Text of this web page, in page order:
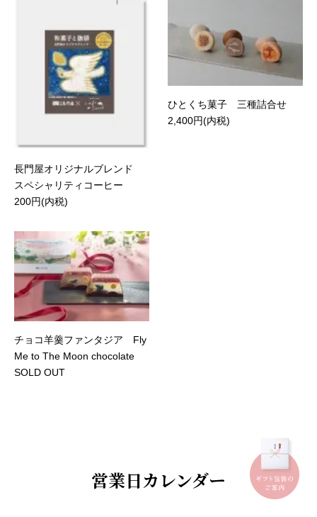
長門屋オリジナルブレンド
スペシャリティコーヒー
200円(内税)
ひとくち菓子 三種詰合せ
2,400円(内税)
チョコ羊羹ファンタジア Fly
Me to The Moon chocolate
SOLD OUT
営業日カレンダー